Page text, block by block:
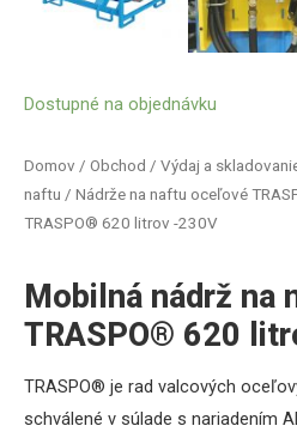
Domov / Obchod / Výdaj a
naftu / Nádrže na naftu oceľové
TRASPO® 620 litrov -230V
Mobilná nádrž na
TRASPO® 620
TRASPO® je rad valcových
schválené v súlade s nariadením
Dostupné na objednávku